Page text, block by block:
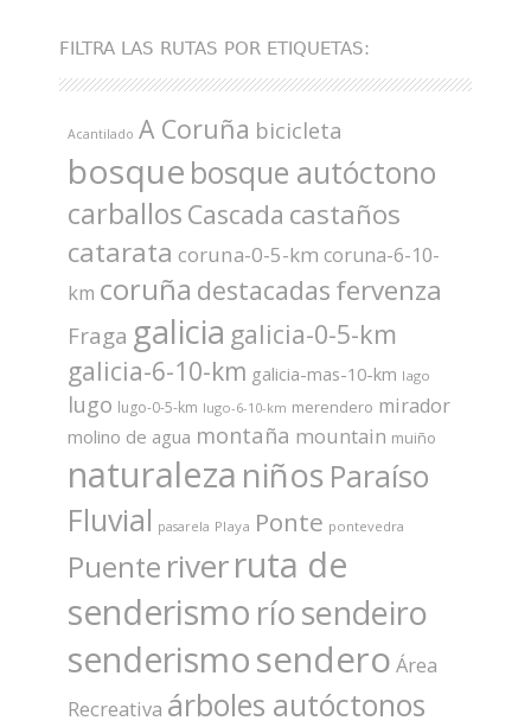
FILTRA LAS RUTAS POR ETIQUETAS:
Acantilado A Coruña bicicleta
bosque bosque autóctono
carballos Cascada castaños
catarata coruna-0-5-km coruna-6-10-
km coruña destacadas fervenza
Fraga galicia galicia-0-5-km
galicia-6-10-km galicia-mas-10-km lago
lugo lugo-0-5-km lugo-6-10-km merendero mirador
molino de agua montaña mountain muiño
naturaleza niños Paraíso
Fluvial pasarela Playa Ponte pontevedra
Puente riverruta de
senderismo ríosendeiro
senderismosendero Área
Recreativa árboles autóctonos